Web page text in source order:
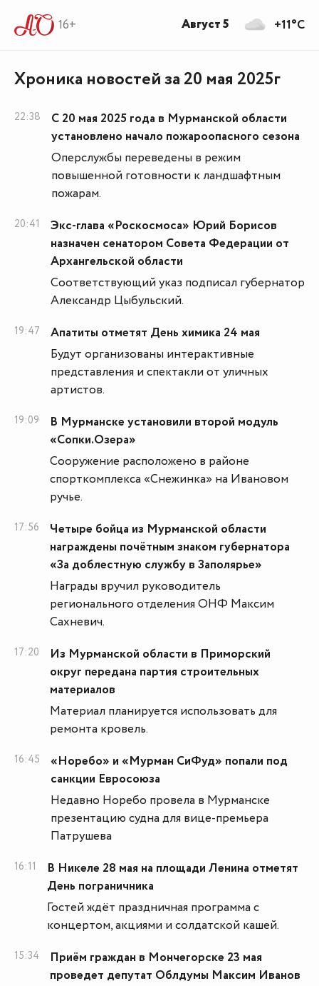
16+
Хроника новостей за 20 мая 2025г
22:38
С 20 мая 2025 года в Мурманской области
установлено начало пожароопасного сезона
Оперслужбы переведены в режим
повышенной готовности к ландшафтным
пожарам.
20:41
Экс-глава «Роскосмоса» Юрий Борисов
назначен сенатором Совета Федерации от
Архангельской области
Соответствующий указ подписал губернатор
Александр Цыбульский.
19:47
Апатиты отметят День химика 24 мая
Будут организованы интерактивные
представления и спектакли от уличных
артистов.
19:09
В Мурманске установили второй модуль
«Сопки.Озера»
Сооружение расположено в районе
спорткомплекса «Снежинка» на Ивановом
ручье.
17:56
Четыре бойца из Мурманской области
награждены почётным знаком губернатора
«За доблестную службу в Заполярье»
Награды вручил руководитель
регионального отделения ОНФ Максим
Сахневич.
17:20
Из Мурманской области в Приморский
округ передана партия строительных
материалов
Материал планируется использовать для
ремонта кровель.
16:45
«Норебо» и «Мурман СиФуд» попали под
санкции Евросоюза
Недавно Норебо провела в Мурманске
презентацию судна для вице-премьера
Патрушева
16:11
В Никеле 28 мая на площади Ленина отметят
День пограничника
Гостей ждёт праздничная программа с
концертом, акциями и солдатской кашей.
15:34
Приём граждан в Мончегорске 23 мая
проведет депутат Облдумы Максим Иванов
+11°C
Август 5